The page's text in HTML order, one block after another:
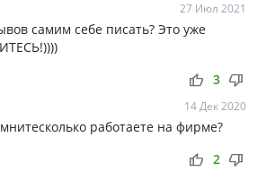
27 Июл 2021
самим себе писать? Это уже
thumb_up thumb_down
3
14 Дек 2020
работаете на фирме?
thumb_up thumb_down
2